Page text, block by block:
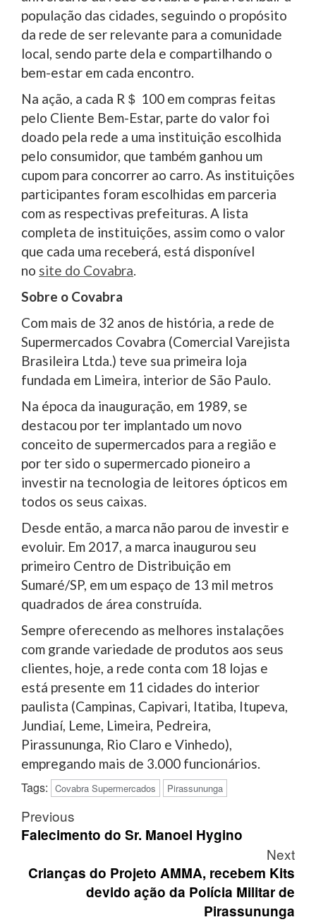
população das cidades, seguindo o propósito
da rede de ser relevante para a comunidade
local, sendo parte dela e compartilhando o
bem-estar em cada encontro.
Na ação, a cada R＄ 100 em compras feitas
pelo Cliente Bem-Estar, parte do valor foi
doado pela rede a uma instituição escolhida
pelo consumidor, que também ganhou um
cupom para concorrer ao carro. As instituições
participantes foram escolhidas em parceria
com as respectivas prefeituras. A lista
completa de instituições, assim como o valor
que cada uma receberá, está disponível
no site do Covabra.
Sobre o Covabra
Com mais de 32 anos de história, a rede de
Supermercados Covabra (Comercial Varejista
Brasileira Ltda.) teve sua primeira loja
fundada em Limeira, interior de São Paulo.
Na época da inauguração, em 1989, se
destacou por ter implantado um novo
conceito de supermercados para a região e
por ter sido o supermercado pioneiro a
investir na tecnologia de leitores ópticos em
todos os seus caixas.
Desde então, a marca não parou de investir e
evoluir. Em 2017, a marca inaugurou seu
primeiro Centro de Distribuição em
Sumaré/SP, em um espaço de 13 mil metros
quadrados de área construída.
Sempre oferecendo as melhores instalações
com grande variedade de produtos aos seus
clientes, hoje, a rede conta com 18 lojas e
está presente em 11 cidades do interior
paulista (Campinas, Capivari, Itatiba, Itupeva,
Jundiaí, Leme, Limeira, Pedreira,
Pirassununga, Rio Claro e Vinhedo),
empregando mais de 3.000 funcionários.
Tags: Covabra Supermercados Pirassununga
Post
navigation
Previous
Falecimento do Sr. Manoel Hygino
Next
Crianças do Projeto AMMA, recebem Kits
devido ação da Polícia Militar de
Pirassununga